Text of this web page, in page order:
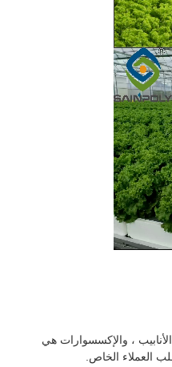
، والإكسسوارات هي
العملاء الخاص.